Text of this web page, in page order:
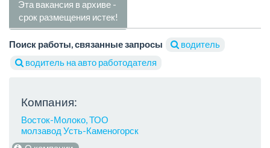
Эта вакансия в архиве -
срок размещения истек!
Поиск работы, связанные запросы
водитель
водитель на авто работодателя
Компания:
Восток-Молоко, ТОО
молзавод Усть-Каменогорск